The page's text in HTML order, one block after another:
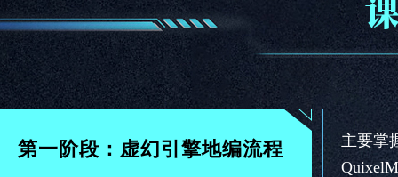
第一阶段：虚幻引擎地编流程
主要掌